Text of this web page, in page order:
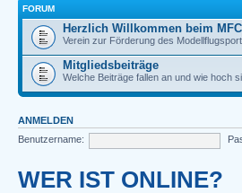
FORUM
Herzlich Willkommen beim
Verein zur Förderung des
Mitgliedsbeiträge
Welche Beiträge fallen an und wie hoch
ANMELDEN
Benutzername:
WER IST ONLINE?